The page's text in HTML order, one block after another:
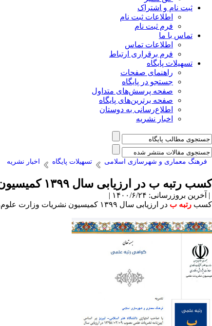
ثبت نام و اشتراک
اطلاعات ثبت نام
فرم ثبت نام
تماس با ما
اطلاعات تماس
فرم برقراری ارتباط
تسهیلات پایگاه
راهنمای صفحات
جستجو در پایگاه
صفحه پرسش‌های متداول
صفحه برترین‌های پایگاه
اطلاع‌رسانی به دوستان
اخبار نشریه
فرهنگ معماری و شهرسازی اسلامی تسهیلات پایگاه اخبار نشریه
کسب رتبه ب در ارزیابی سال ۱۳۹۹ کمیسیون نشریات وزارت علوم
| آخرین بروزرسانی: ۱۴۰۰/۶/۲۴ |
کسب رتبه ب در ارزیابی سال ۱۳۹۹ کمیسیون نشریات وزارت علوم، تحقیقات و فناوری توسط